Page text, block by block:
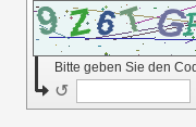
Bitte geben Sie den
↺